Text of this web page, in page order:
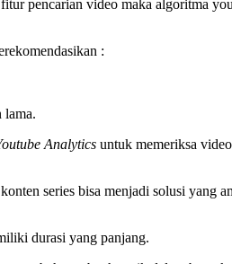
pencarian video maka algoritma
:
lama.
Analytics untuk memeriksa
series bisa menjadi solusi yang
durasi yang panjang.